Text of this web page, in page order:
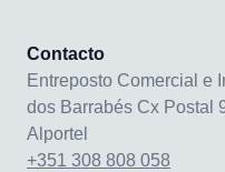
Contacto
Entreposto Comercial e
dos Barrabés Cx Postal
Alportel
+351 308 808 058